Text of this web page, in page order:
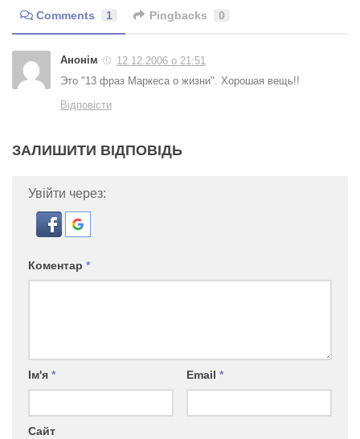
Comments 1 Pingbacks 0
Анонім
12.12.2006 о 21:51
Это "13 фраз Маркеса о жизни". Хорошая вещь!!
Відповісти
ЗАЛИШИТИ ВІДПОВІДЬ
Увійти через:
Коментар *
Ім'я * Email *
Сайт